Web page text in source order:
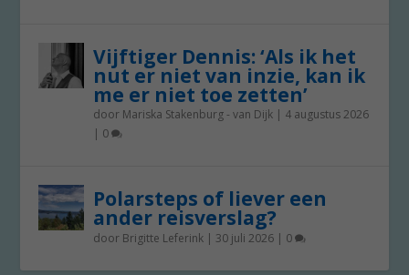
Vijftiger Dennis: ‘Als ik het
nut er niet van inzie, kan ik
me er niet toe zetten’
door Mariska Stakenburg - van Dijk | 4 augustus 2026
| 0
Polarsteps of liever een
ander reisverslag?
door Brigitte Leferink | 30 juli 2026 | 0